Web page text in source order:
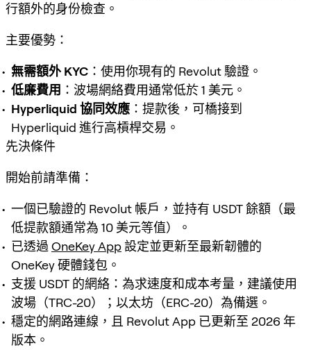
行額外的身份檢查。
主要優勢：
無需額外 KYC ：使用你現有的 Revolut 驗證。
低廉費用 ：波場網絡費用通常低於 1 美元。
Hyperliquid 協同效應 ：提款後，可橋接到
Hyperliquid 進行高槓桿交易。
先決條件
開始前請準備：
一個已驗證的 Revolut 帳戶，並持有 USDT 餘額（最
低提款額通常為 10 美元等值）。
已透過 OneKey App設定並更新至最新韌體的
OneKey 硬體錢包。
支援 USDT 的網絡：為求速度和成本考量，建議使用
波場（TRC-20）；以太坊（ERC-20）為備選。
穩定的網路連線，且 Revolut App 已更新至 2026 年
版本。